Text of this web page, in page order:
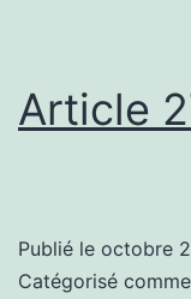
Article
Publié le octobre
Catégorisé comme